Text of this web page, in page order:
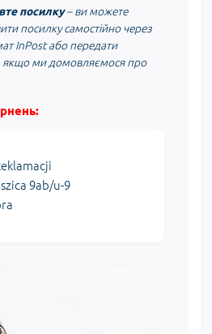
посилку– ви можете
посилку самостійно через
InPost або передати
якщо ми домовляємося про
9ab/u-9